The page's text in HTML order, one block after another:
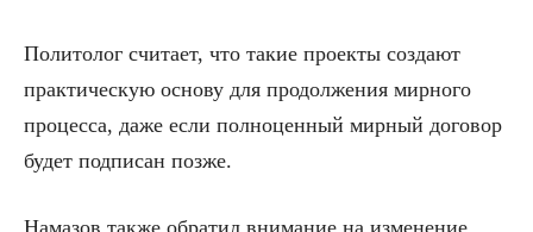
Политолог считает, что такие проекты создают
практическую основу для продолжения мирного
процесса, даже если полноценный мирный договор
будет подписан позже.
Намазов также обратил внимание на изменение